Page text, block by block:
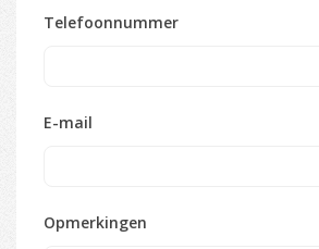
Telefoonnummer
E-mail
Opmerkingen